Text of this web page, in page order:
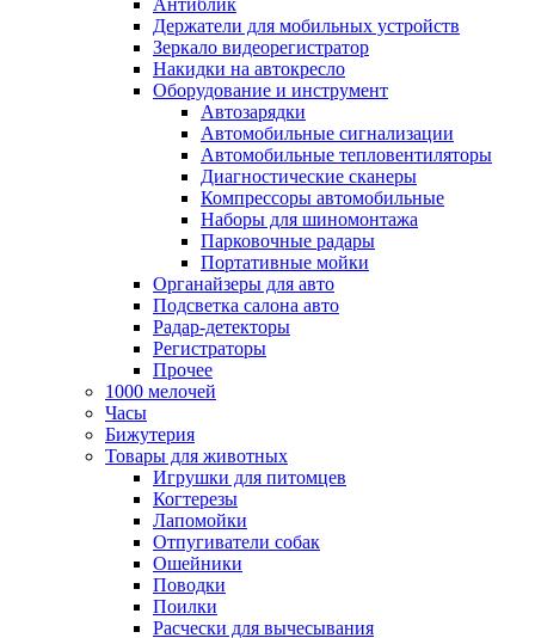
Антиблик
Держатели для мобильных устройств
Зеркало видеорегистратор
Накидки на автокресло
Оборудование и инструмент
Автозарядки
Автомобильные сигнализации
Автомобильные тепловентиляторы
Диагностические сканеры
Компрессоры автомобильные
Наборы для шиномонтажа
Парковочные радары
Портативные мойки
Органайзеры для авто
Подсветка салона авто
Радар-детекторы
Регистраторы
Прочее
1000 мелочей
Часы
Бижутерия
Товары для животных
Игрушки для питомцев
Когтерезы
Лапомойки
Отпугиватели собак
Ошейники
Поводки
Поилки
Расчески для вычесывания